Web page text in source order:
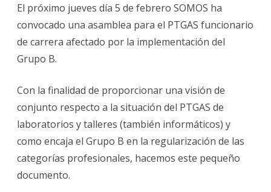
carrera
grupo
B
de
laboratorios
y
El próximo jueves día 5 de febrero SOMOS ha
convocado una asamblea para el PTGAS funcionario
de carrera afectado por la implementación del
Grupo B.
Con la finalidad de proporcionar una visión de
conjunto respecto a la situación del PTGAS de
laboratorios y talleres (también informáticos) y
como encaja el Grupo B en la regularización de las
categorías profesionales, hacemos este pequeño
documento.